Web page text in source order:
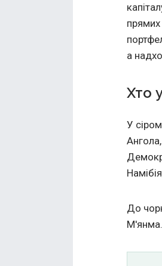
прямих
а
Хто
У
До
М'янма.